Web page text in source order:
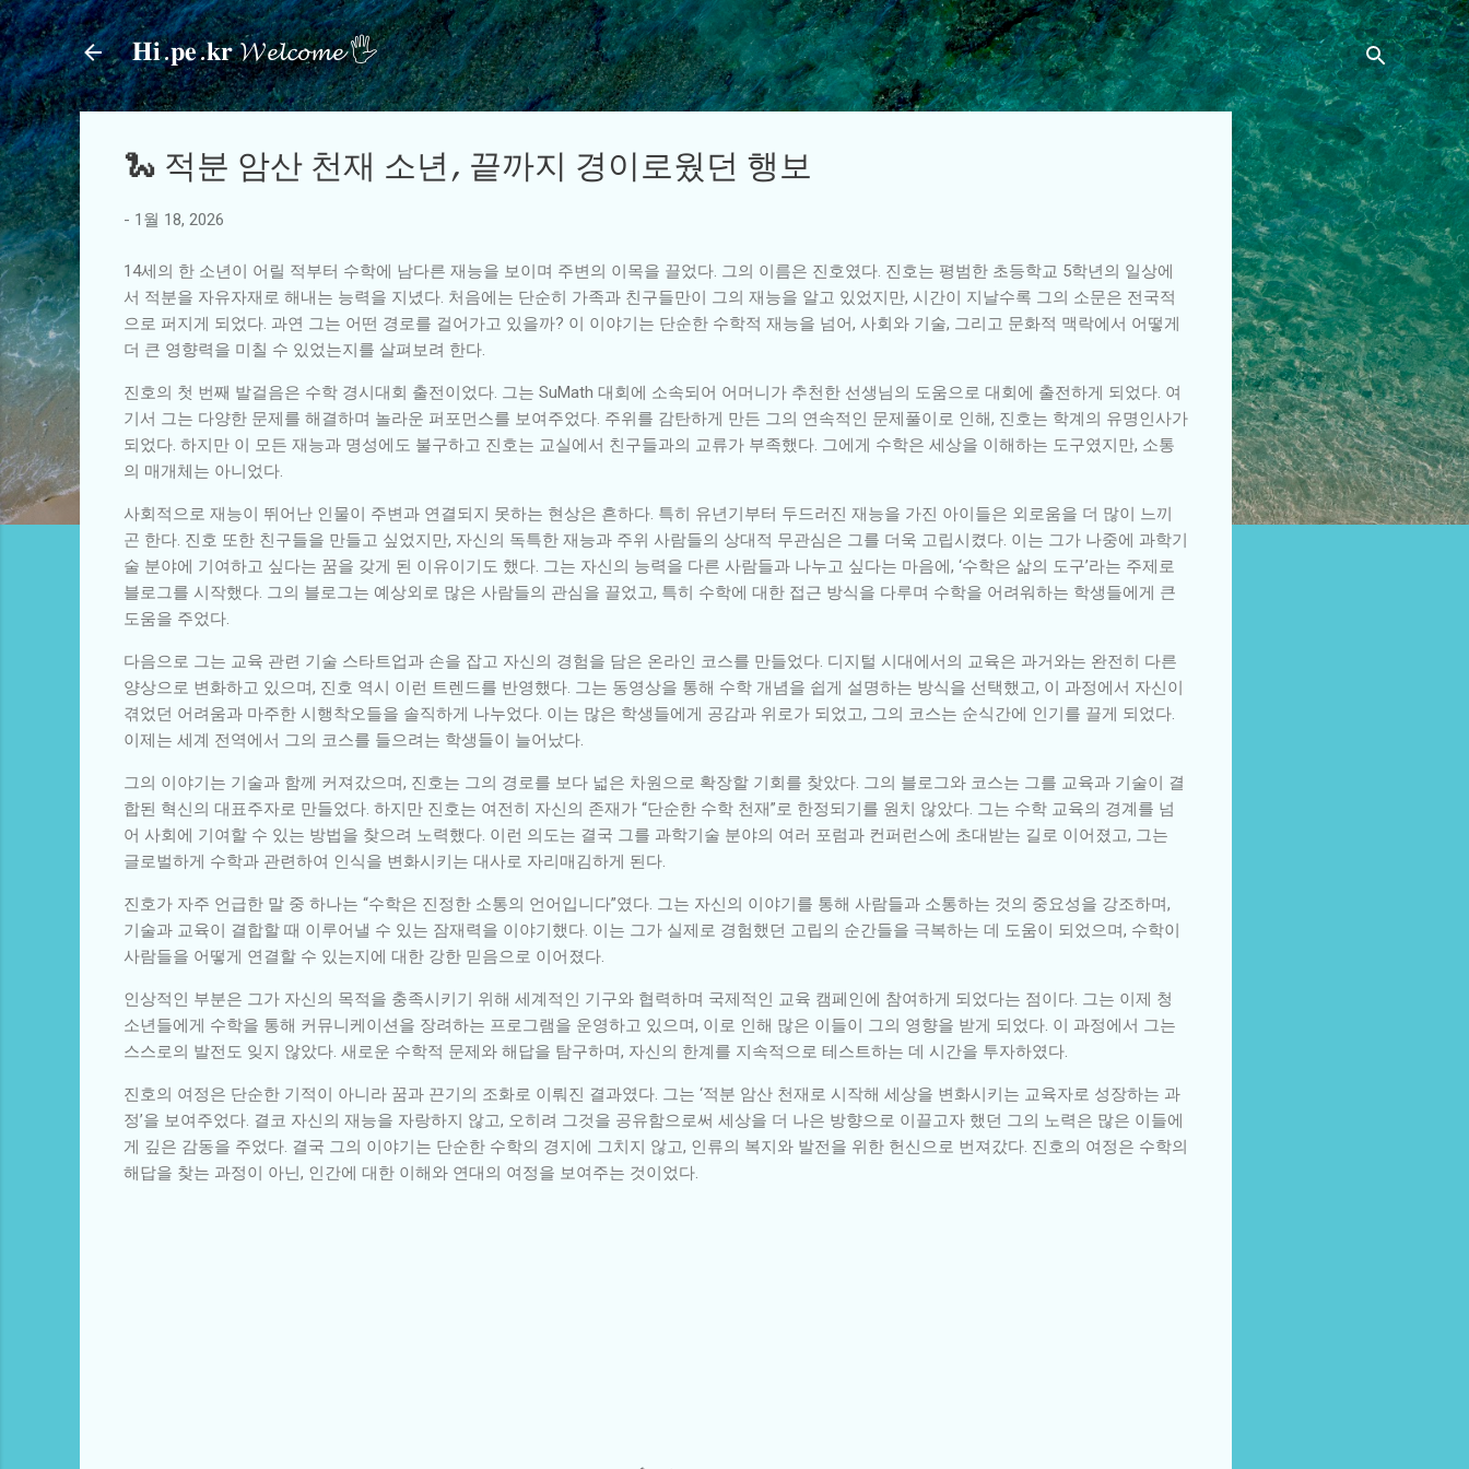
기본 콘텐츠로 건너뛰기
𝐇𝐢.𝐩𝐞.𝐤𝐫 𝓦𝓮𝓵𝓬𝓸𝓶𝓮 🖐
🐍 적분 암산 천재 소년, 끝까지 경이로웠던 행보
- 1월 18, 2026
14세의 한 소년이 어릴 적부터 수학에 남다른 재능을 보이며 주변의 이목을 끌었다. 그의 이름은 진호였다. 진호는 평범한 초등학교 5학년의 일상에
서 적분을 자유자재로 해내는 능력을 지녔다. 처음에는 단순히 가족과 친구들만이 그의 재능을 알고 있었지만, 시간이 지날수록 그의 소문은 전국적
으로 퍼지게 되었다. 과연 그는 어떤 경로를 걸어가고 있을까? 이 이야기는 단순한 수학적 재능을 넘어, 사회와 기술, 그리고 문화적 맥락에서 어떻게
더 큰 영향력을 미칠 수 있었는지를 살펴보려 한다.
진호의 첫 번째 발걸음은 수학 경시대회 출전이었다. 그는 SuMath 대회에 소속되어 어머니가 추천한 선생님의 도움으로 대회에 출전하게 되었다. 여
기서 그는 다양한 문제를 해결하며 놀라운 퍼포먼스를 보여주었다. 주위를 감탄하게 만든 그의 연속적인 문제풀이로 인해, 진호는 학계의 유명인사가
되었다. 하지만 이 모든 재능과 명성에도 불구하고 진호는 교실에서 친구들과의 교류가 부족했다. 그에게 수학은 세상을 이해하는 도구였지만, 소통
의 매개체는 아니었다.
사회적으로 재능이 뛰어난 인물이 주변과 연결되지 못하는 현상은 흔하다. 특히 유년기부터 두드러진 재능을 가진 아이들은 외로움을 더 많이 느끼
곤 한다. 진호 또한 친구들을 만들고 싶었지만, 자신의 독특한 재능과 주위 사람들의 상대적 무관심은 그를 더욱 고립시켰다. 이는 그가 나중에 과학기
술 분야에 기여하고 싶다는 꿈을 갖게 된 이유이기도 했다. 그는 자신의 능력을 다른 사람들과 나누고 싶다는 마음에, ‘수학은 삶의 도구’라는 주제로
블로그를 시작했다. 그의 블로그는 예상외로 많은 사람들의 관심을 끌었고, 특히 수학에 대한 접근 방식을 다루며 수학을 어려워하는 학생들에게 큰
도움을 주었다.
다음으로 그는 교육 관련 기술 스타트업과 손을 잡고 자신의 경험을 담은 온라인 코스를 만들었다. 디지털 시대에서의 교육은 과거와는 완전히 다른
양상으로 변화하고 있으며, 진호 역시 이런 트렌드를 반영했다. 그는 동영상을 통해 수학 개념을 쉽게 설명하는 방식을 선택했고, 이 과정에서 자신이
겪었던 어려움과 마주한 시행착오들을 솔직하게 나누었다. 이는 많은 학생들에게 공감과 위로가 되었고, 그의 코스는 순식간에 인기를 끌게 되었다.
이제는 세계 전역에서 그의 코스를 들으려는 학생들이 늘어났다.
그의 이야기는 기술과 함께 커져갔으며, 진호는 그의 경로를 보다 넓은 차원으로 확장할 기회를 찾았다. 그의 블로그와 코스는 그를 교육과 기술이 결
합된 혁신의 대표주자로 만들었다. 하지만 진호는 여전히 자신의 존재가 “단순한 수학 천재”로 한정되기를 원치 않았다. 그는 수학 교육의 경계를 넘
어 사회에 기여할 수 있는 방법을 찾으려 노력했다. 이런 의도는 결국 그를 과학기술 분야의 여러 포럼과 컨퍼런스에 초대받는 길로 이어졌고, 그는
글로벌하게 수학과 관련하여 인식을 변화시키는 대사로 자리매김하게 된다.
진호가 자주 언급한 말 중 하나는 “수학은 진정한 소통의 언어입니다”였다. 그는 자신의 이야기를 통해 사람들과 소통하는 것의 중요성을 강조하며,
기술과 교육이 결합할 때 이루어낼 수 있는 잠재력을 이야기했다. 이는 그가 실제로 경험했던 고립의 순간들을 극복하는 데 도움이 되었으며, 수학이
사람들을 어떻게 연결할 수 있는지에 대한 강한 믿음으로 이어졌다.
인상적인 부분은 그가 자신의 목적을 충족시키기 위해 세계적인 기구와 협력하며 국제적인 교육 캠페인에 참여하게 되었다는 점이다. 그는 이제 청
소년들에게 수학을 통해 커뮤니케이션을 장려하는 프로그램을 운영하고 있으며, 이로 인해 많은 이들이 그의 영향을 받게 되었다. 이 과정에서 그는
스스로의 발전도 잊지 않았다. 새로운 수학적 문제와 해답을 탐구하며, 자신의 한계를 지속적으로 테스트하는 데 시간을 투자하였다.
진호의 여정은 단순한 기적이 아니라 꿈과 끈기의 조화로 이뤄진 결과였다. 그는 ‘적분 암산 천재로 시작해 세상을 변화시키는 교육자로 성장하는 과
정’을 보여주었다. 결코 자신의 재능을 자랑하지 않고, 오히려 그것을 공유함으로써 세상을 더 나은 방향으로 이끌고자 했던 그의 노력은 많은 이들에
게 깊은 감동을 주었다. 결국 그의 이야기는 단순한 수학의 경지에 그치지 않고, 인류의 복지와 발전을 위한 헌신으로 번져갔다. 진호의 여정은 수학의
해답을 찾는 과정이 아닌, 인간에 대한 이해와 연대의 여정을 보여주는 것이었다.